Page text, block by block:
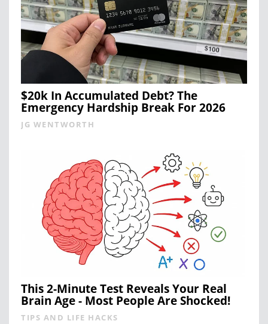
$20k In Accumulated Debt? The
Emergency Hardship Break For 2026
JG WENTWORTH
This 2-Minute Test Reveals Your Real
Brain Age - Most People Are Shocked!
TIPS AND LIFE HACKS